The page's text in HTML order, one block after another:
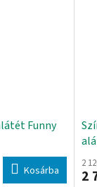
Funny
Kosárba
2
2